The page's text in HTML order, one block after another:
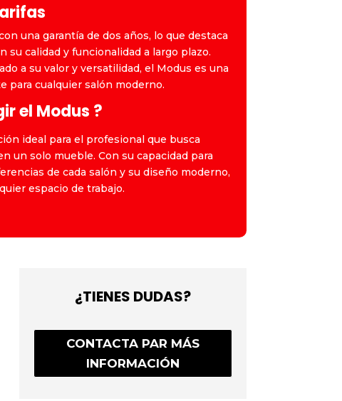
una garantía de dos años, lo que destaca
su calidad y funcionalidad a largo plazo.
a su valor y versatilidad, el Modus es una
para cualquier salón moderno.
el Modus ?
ideal para el profesional que busca
un solo mueble. Con su capacidad para
de cada salón y su diseño moderno,
espacio de trabajo.
¿TIENES DUDAS?
CONTACTA PAR MÁS
INFORMACIÓN